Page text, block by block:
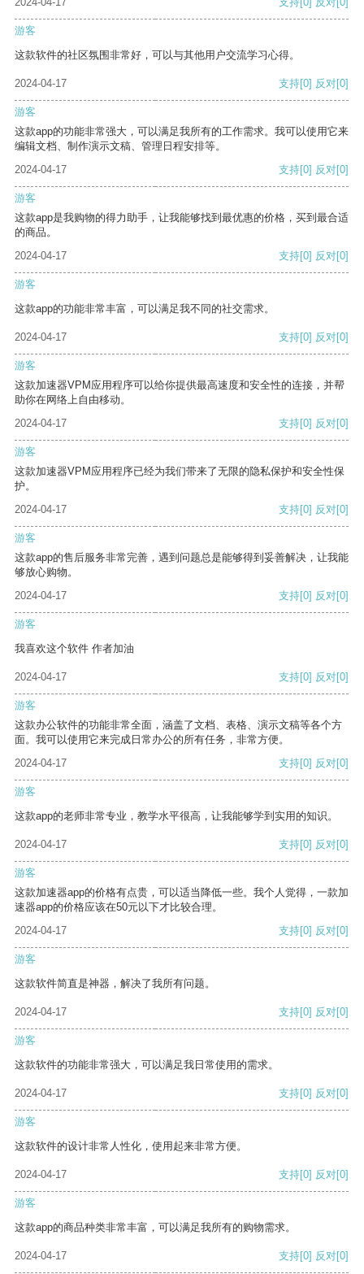
游客
这款软件的社区氛围非常好，可以与其他用户交流学习心得。
2024-04-17 支持[0] 反对[0]
游客
这款app的功能非常强大，可以满足我所有的工作需求。我可以使用它来
编辑文档、制作演示文稿、管理日程安排等。
2024-04-17
支持[0] 反对[0]
游客
这款app是我购物的得力助手，让我能够找到最优惠的价格，买到最合适
的商品。
2024-04-17
支持[0] 反对[0]
游客
这款app的功能非常丰富，可以满足我不同的社交需求。
2024-04-17 支持[0] 反对[0]
游客
这款加速器VPM应用程序可以给你提供最高速度和安全性的连接，并帮
助你在网络上自由移动。
2024-04-17
支持[0] 反对[0]
游客
这款加速器VPM应用程序已经为我们带来了无限的隐私保护和安全性保
护。
2024-04-17
支持[0] 反对[0]
游客
这款app的售后服务非常完善，遇到问题总是能够得到妥善解决，让我能
够放心购物。
2024-04-17
支持[0] 反对[0]
游客
我喜欢这个软件 作者加油
2024-04-17 支持[0] 反对[0]
游客
这款办公软件的功能非常全面，涵盖了文档、表格、演示文稿等各个方
面。我可以使用它来完成日常办公的所有任务，非常方便。
2024-04-17
支持[0] 反对[0]
游客
这款app的老师非常专业，教学水平很高，让我能够学到实用的知识。
2024-04-17 支持[0] 反对[0]
游客
这款加速器app的价格有点贵，可以适当降低一些。我个人觉得，一款加
速器app的价格应该在50元以下才比较合理。
2024-04-17
支持[0] 反对[0]
游客
这款软件简直是神器，解决了我所有问题。
2024-04-17 支持[0] 反对[0]
游客
这款软件的功能非常强大，可以满足我日常使用的需求。
2024-04-17 支持[0] 反对[0]
游客
这款软件的设计非常人性化，使用起来非常方便。
2024-04-17 支持[0] 反对[0]
游客
这款app的商品种类非常丰富，可以满足我所有的购物需求。
2024-04-17 支持[0] 反对[0]